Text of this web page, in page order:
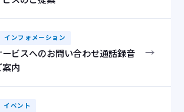
インフォメーション
ビスへのお問い合わせ通話録音
内
→
イベント